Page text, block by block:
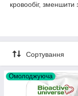
кровообіг, зменшити
салонами краси,
очищення, живлення
целюлітом Ви
universe» (Биоактив
Сортування
Омолоджуюча